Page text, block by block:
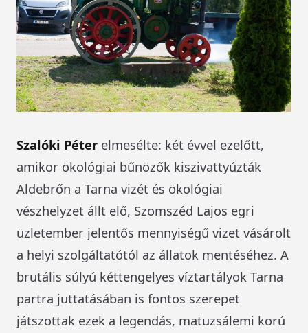
Szalóki Péter elmesélte: két évvel ezelőtt,
amikor ökológiai bűnözők kiszivattyúzták
Aldebrőn a Tarna vizét és ökológiai
vészhelyzet állt elő, Szomszéd Lajos egri
üzletember jelentős mennyiségű vizet vásárolt
a helyi szolgáltatótól az állatok mentéséhez. A
brutális súlyú kéttengelyes víztartályok Tarna
partra juttatásában is fontos szerepet
játszottak ezek a legendás, matuzsálemi korú